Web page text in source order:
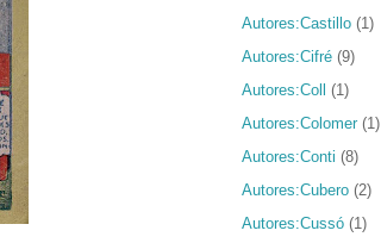
Autores:Castillo (1)
Autores:Cifré (9)
Autores:Coll
(1)
Autores:Colomer (1)
Autores:Conti (8)
Autores:Cubero (2)
Autores:Cussó (1)